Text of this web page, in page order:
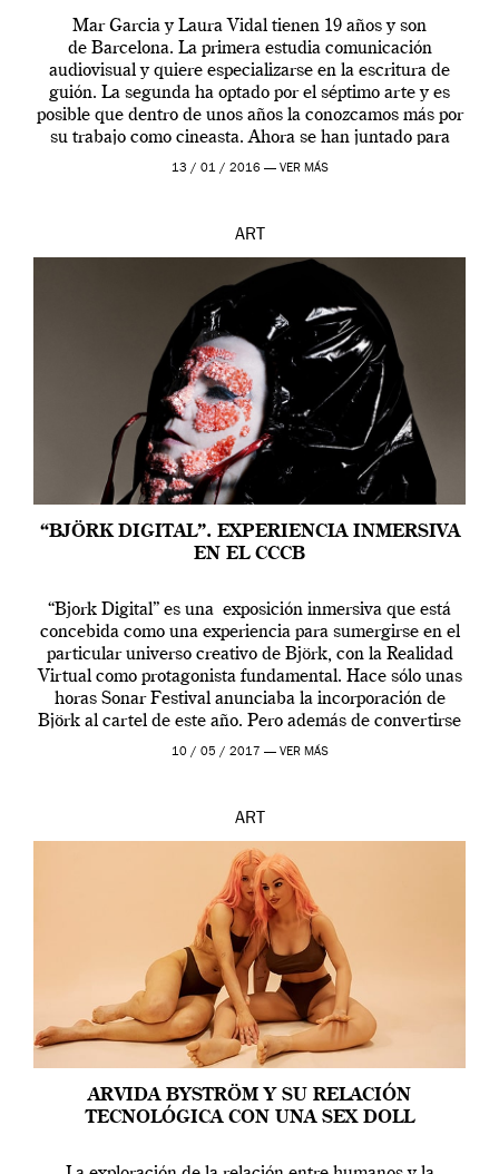
Mar Garcia y Laura Vidal tienen 19 años y son
de Barcelona. La primera estudia comunicación
audiovisual y quiere especializarse en la escritura de
guión. La segunda ha optado por el séptimo arte y es
posible que dentro de unos años la conozcamos más por
su trabajo como cineasta. Ahora se han juntado para
contarnos una […]
13 / 01 / 2016 — VER MÁS
ART
“BJÖRK DIGITAL”. EXPERIENCIA INMERSIVA
EN EL CCCB
“Bjork Digital” es una exposición inmersiva que está
concebida como una experiencia para sumergirse en el
particular universo creativo de Björk, con la Realidad
Virtual como protagonista fundamental. Hace sólo unas
horas Sonar Festival anunciaba la incorporación de
Björk al cartel de este año. Pero además de convertirse
en una de las actuaciones más relevantes […]
10 / 05 / 2017 — VER MÁS
ART
ARVIDA BYSTRÖM Y SU RELACIÓN
TECNOLÓGICA CON UNA SEX DOLL